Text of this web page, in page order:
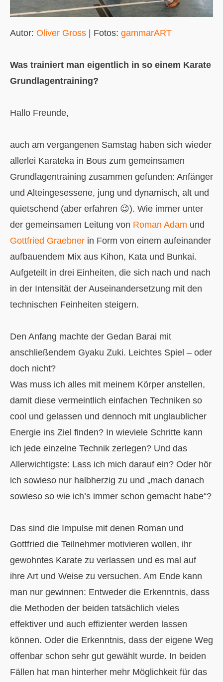
Autor: Oliver Gross | Fotos: gammarART
Was trainiert man eigentlich in so einem Karate
Grundlagentraining?
Hallo Freunde,
auch am vergangenen Samstag haben sich wieder
allerlei Karateka in Bous zum gemeinsamen
Grundlagentraining zusammen gefunden: Anfänger
und Alteingesessene, jung und dynamisch, alt und
quietschend (aber erfahren 😉). Wie immer unter
der gemeinsamen Leitung von Roman Adam und
Gottfried Graebner in Form von einem aufeinander
aufbauendem Mix aus Kihon, Kata und Bunkai.
Aufgeteilt in drei Einheiten, die sich nach und nach
in der Intensität der Auseinandersetzung mit den
technischen Feinheiten steigern.
Den Anfang machte der Gedan Barai mit
anschließendem Gyaku Zuki. Leichtes Spiel – oder
doch nicht?
Was muss ich alles mit meinem Körper anstellen,
damit diese vermeintlich einfachen Techniken so
cool und gelassen und dennoch mit unglaublicher
Energie ins Ziel finden? In wieviele Schritte kann
ich jede einzelne Technik zerlegen? Und das
Allerwichtigste: Lass ich mich darauf ein? Oder hör
ich sowieso nur halbherzig zu und „mach danach
sowieso so wie ich’s immer schon gemacht habe“?
Das sind die Impulse mit denen Roman und
Gottfried die Teilnehmer motivieren wollen, ihr
gewohntes Karate zu verlassen und es mal auf
ihre Art und Weise zu versuchen. Am Ende kann
man nur gewinnen: Entweder die Erkenntnis, dass
die Methoden der beiden tatsächlich vieles
effektiver und auch effizienter werden lassen
können. Oder die Erkenntnis, dass der eigene Weg
offenbar schon sehr gut gewählt wurde. In beiden
Fällen hat man hinterher mehr Möglichkeit für das